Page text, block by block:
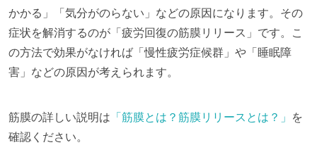
かかる」「気分がのらない」などの原因になります。その
症状を解消するのが「疲労回復の筋膜リリース」です。こ
の方法で効果がなければ「慢性疲労症候群」や「睡眠障
害」などの原因が考えられます。
筋膜の詳しい説明は 「筋膜とは？筋膜リリースとは？」
を
確認ください。